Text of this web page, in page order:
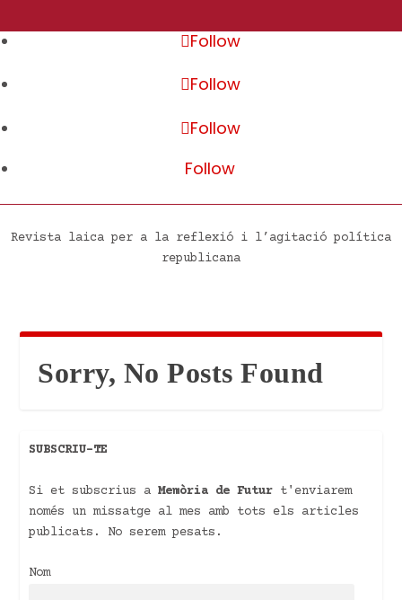
Follow
Follow
Follow
Follow
Revista laica per a la reflexió i l’agitació política
republicana
Sorry, No Posts Found
SUBSCRIU-TE
Si et subscrius aMemòria de Futur t'enviarem
només un missatge al mes amb tots els articles
publicats. No serem pesats.
Nom